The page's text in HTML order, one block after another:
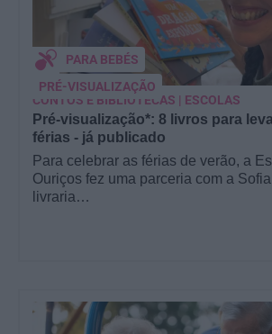
Pré-visualização*: 8 livros para
férias - já publicado
Para celebrar as férias de verão, a
Ouriços fez uma parceria com a
livraria…
PARA BEBÉS
PRÉ-VISUALIZAÇÃO
CONTOS E BIBLIOTECAS | ESCOLAS